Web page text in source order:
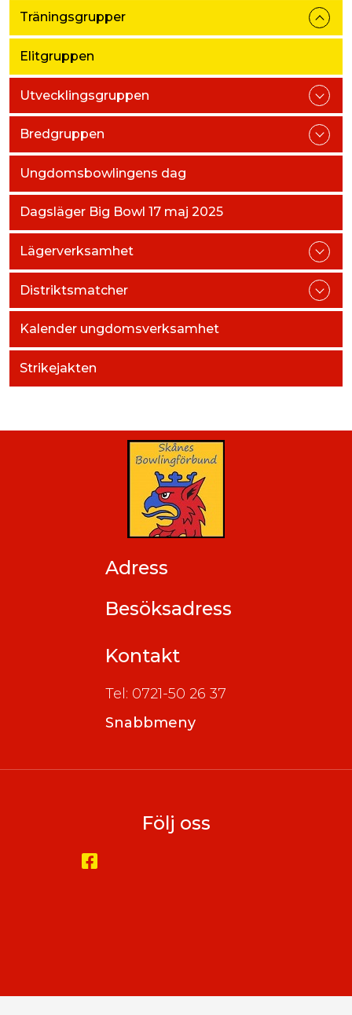
Träningsgrupper
Elitgruppen
Utvecklingsgruppen
Bredgruppen
Ungdomsbowlingens dag
Dagsläger Big Bowl 17 maj 2025
Lägerverksamhet
Distriktsmatcher
Kalender ungdomsverksamhet
Strikejakten
Adress
Besöksadress
Kontakt
Tel: 0721-50 26 37
Snabbmeny
Följ oss